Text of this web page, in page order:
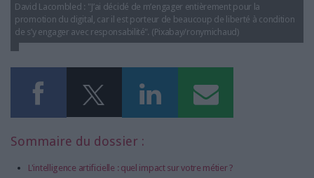
David Lacombled : "J’ai décidé de m’engager entièrement pour la
promotion du digital, car il est porteur de beaucoup de liberté à condition
de s’y engager avec responsabilité". (Pixabay/ronymichaud)
Sommaire du dossier :
L'intelligence artificielle : quel impact sur votre métier ?